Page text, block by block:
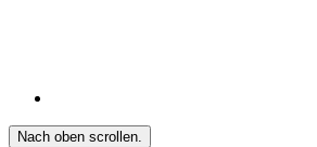
Nach oben scrollen.